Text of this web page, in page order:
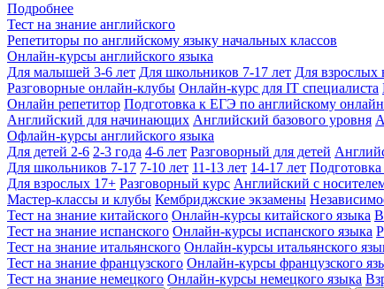
Подробнее
Тест на знание английского
Репетиторы по английскому языку начальных классов
Онлайн-курсы английского языка
Для малышей 3-6 лет Для школьников 7-17 лет Для взрослых
Разговорные онлайн-клубы Онлайн-курс для IT специалиста
Онлайн репетитор Подготовка к ЕГЭ по английскому онлайн
Английский для начинающих Английский базового уровня
Офлайн-курсы английского языка
Для детей 2-6 2-3 года 4-6 лет Разговорный для детей
Для школьников 7-17 7-10 лет 11-13 лет 14-17 лет
Для взрослых 17+ Разговорный курс Английский с
Мастер-классы и клубы Кембриджские экзамены
Тест на знание китайского Онлайн-курсы китайского языка
Тест на знание испанского Онлайн-курсы испанского языка
Тест на знание итальянского Онлайн-курсы итальянского
Тест на знание французского Онлайн-курсы французского
Тест на знание немецкого Онлайн-курсы немецкого языка